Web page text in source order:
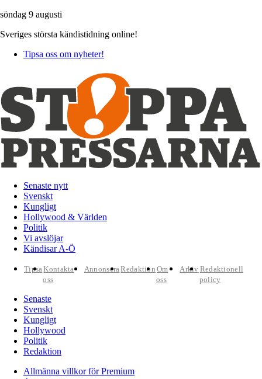
söndag 9 augusti
Sveriges största kändistidning online!
Tipsa oss om nyheter!
Senaste nytt
Svenskt
Kungligt
Hollywood & Världen
Politik
Vi avslöjar
Kändisar A-Ö
TipsaKontakta
oss
AnnonseraRedaktion Om
oss
Arkiv Redaktionell
policy
Senaste
Svenskt
Kungligt
Hollywood
Politik
Redaktion
Allmänna villkor för Premium